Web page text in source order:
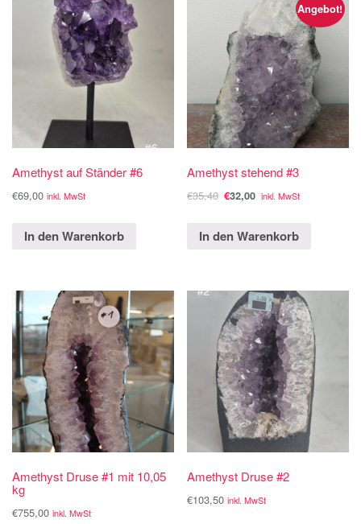
Amethyst auf Ständer #6
€69,00 inkl. MwSt
In den Warenkorb
Angebot!
Amethyst stehend #3
€35,40 €32,00 inkl. MwSt
In den Warenkorb
Amethyst Druse #1 mit 10,05
kg
€755,00 inkl. MwSt
Amethyst Druse #2
€103,50 inkl. MwSt